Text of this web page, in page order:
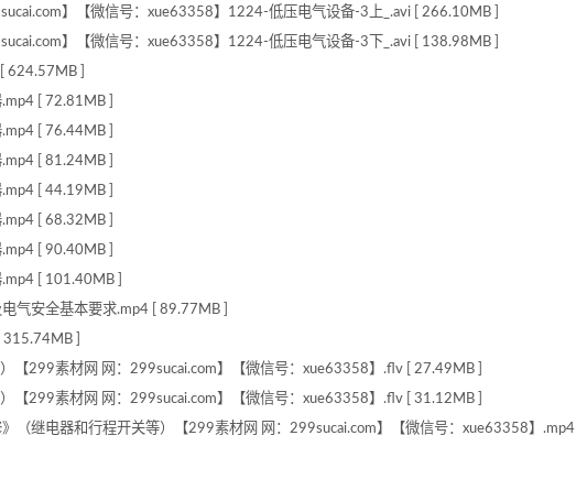
】【微信号：xue63358】1224-低压电气设备-3上_.avi [ 266.10MB ]
】【微信号：xue63358】1224-低压电气设备-3下_.avi [ 138.98MB ]
]
[ 72.81MB ]
[ 76.44MB ]
[ 81.24MB ]
[ 44.19MB ]
[ 68.32MB ]
[ 90.40MB ]
[ 101.40MB ]
安全基本要求.mp4 [ 89.77MB ]
]
299素材网 网：299sucai.com】【微信号：xue63358】.flv [ 27.49MB ]
299素材网 网：299sucai.com】【微信号：xue63358】.flv [ 31.12MB ]
继电器和行程开关等）【299素材网 网：299sucai.com】【微信号：xue63358】.mp4 [